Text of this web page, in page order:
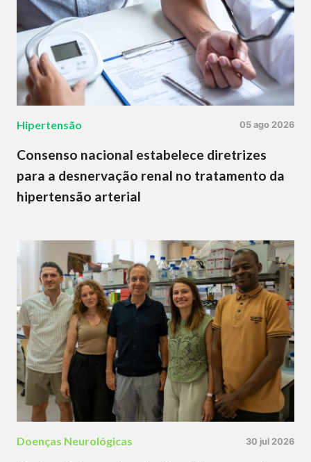
Hipertensão 05 ago 2026
Consenso nacional estabelece diretrizes
para a desnervação renal no tratamento da
hipertensão arterial
Doenças Neurológicas 30 jul 2026